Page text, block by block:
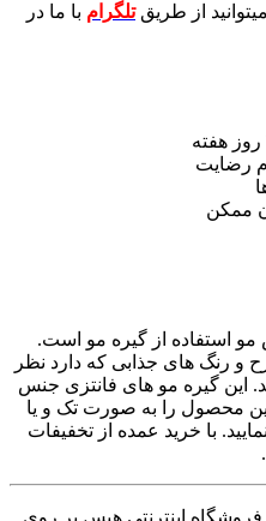
تلگرام با ما در
از گیره مو است.
که دارد نظر
های فانتزی جنس
به صورت تک و یا
عمده از تخفیفات
هیس بر روی